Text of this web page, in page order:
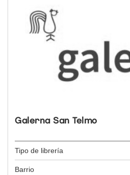
Galerna San Telmo
Tipo de librería
Barrio